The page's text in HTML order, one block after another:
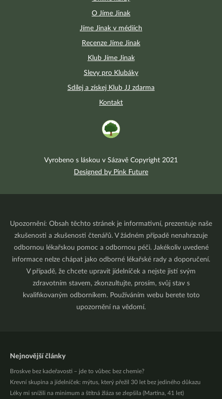
O Jíme Jinak
Jíme Jinak v médiích
Recenze Jíme Jinak
Klub Jíme Jinak
Slevy pro Klubáky
Sdílej a získej Klub JJ zdarma
Kontakt
Vyrobeno s láskou v Sázavě Copyright 2021
Designed by Pink Future
Upozornění: Obsah těchto stránek je informativní, prezentuje naše
zkušenosti a zkušenosti čtenářů. V žádném případě nenahrazuje
odbornou lékařskou pomoc a odbornou péči. Jakékoliv uvedené
informace nelze chápat jako odborné lékařské rady a doporučení.
V případě, že chcete upravit jídelníček a nejste jistí svým
zdravotním stavem, zkonzultujte, prosím, svůj stav s
kvalifikovaným odborníkem. Používáním webu berete toto
upozornění na vědomí.
Nejnovější články
Broskve bez kadeřavosti – jde to vůbec bez chemie?
Krevní skupina a jídelníček: mýtus, který přežil 30 let bez jediného důkazu
Léky mi snížili na minimum a štítná žláza se zlepšila (Martina, 41 let)